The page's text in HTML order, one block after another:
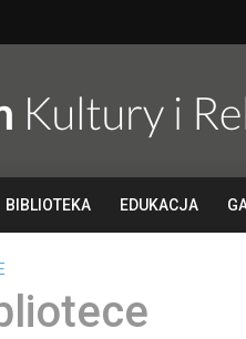
BIBLIOTEKA EDUKACJA